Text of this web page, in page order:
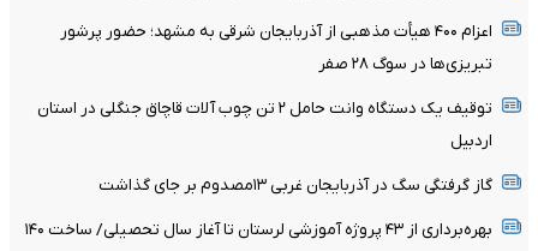
اعزام ۴۰۰ هیأت مذهبی از آذربایجان شرقی به مشهد؛ حضور پرشور
تبریزی‌ها در سوگ ۲۸ صفر
توقیف یک دستگاه وانت حامل ۲ تن چوب آلات قاچاق جنگلی در استان
اردبیل
گاز گرفتگی سگ در آذربایجان غربی ۱۳مصدوم بر جای گذاشت
بهره‌برداری از ۴۳ پروژه آموزشی لرستان تا آغاز سال تحصیلی/ ساخت ۱۴۰